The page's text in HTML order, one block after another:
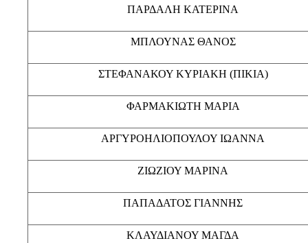
ΠΑΡΔΑΛΗ ΚΑΤΕΡΙΝΑ
ΜΠΛΟΥΝΑΣ ΘΑΝΟΣ
ΣΤΕΦΑΝΑΚΟΥ ΚΥΡΙΑΚΗ (ΠΙΚΙΑ)
ΦΑΡΜΑΚΙΩΤΗ ΜΑΡΙΑ
ΑΡΓΥΡΟΗΛΙΟΠΟΥΛΟΥ ΙΩΑΝΝΑ
ΖΙΩΖΙΟΥ ΜΑΡΙΝΑ
ΠΑΠΑΔΑΤΟΣ ΓΙΑΝΝΗΣ
ΚΛΑΥΔΙΑΝΟΥ ΜΑΓΔΑ